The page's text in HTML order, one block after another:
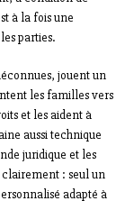
à la fois une
parties.
jouent un
les familles vers
et les aident à
aussi technique
juridique et les
clairement : seul un
adapté à